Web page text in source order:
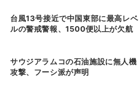
台風13号接近で中国東部に最高レベ
ルの警戒警報、1500便以上が欠航
サウジアラムコの石油施設に無人機
攻撃、フーシ派が声明